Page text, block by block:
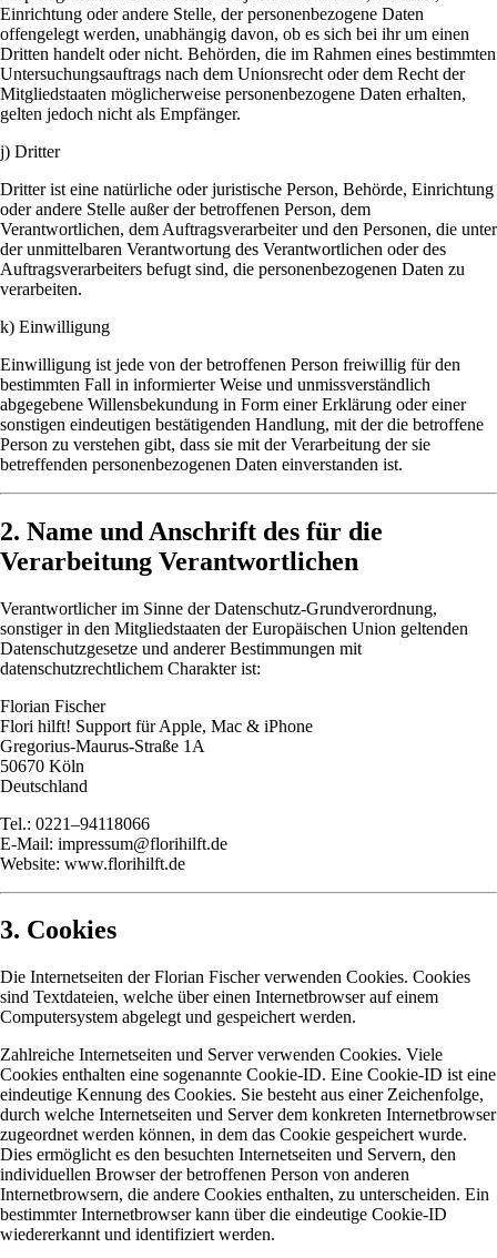
Einrichtung oder andere Stelle, der personenbezogene Daten
offengelegt werden, unabhängig davon, ob es sich bei ihr um einen
Dritten handelt oder nicht. Behörden, die im Rahmen eines bestimmten
Untersuchungsauftrags nach dem Unionsrecht oder dem Recht der
Mitgliedstaaten möglicherweise personenbezogene Daten erhalten,
gelten jedoch nicht als Empfänger.
j) Dritter
Dritter ist eine natürliche oder juristische Person, Behörde, Einrichtung
oder andere Stelle außer der betroffenen Person, dem
Verantwortlichen, dem Auftragsverarbeiter und den Personen, die unter
der unmittelbaren Verantwortung des Verantwortlichen oder des
Auftragsverarbeiters befugt sind, die personenbezogenen Daten zu
verarbeiten.
k) Einwilligung
Einwilligung ist jede von der betroffenen Person freiwillig für den
bestimmten Fall in informierter Weise und unmissverständlich
abgegebene Willensbekundung in Form einer Erklärung oder einer
sonstigen eindeutigen bestätigenden Handlung, mit der die betroffene
Person zu verstehen gibt, dass sie mit der Verarbeitung der sie
betreffenden personenbezogenen Daten einverstanden ist.
2. Name und Anschrift des für die
Verarbeitung Verantwortlichen
Verantwortlicher im Sinne der Datenschutz-Grundverordnung,
sonstiger in den Mitgliedstaaten der Europäischen Union geltenden
Datenschutzgesetze und anderer Bestimmungen mit
datenschutzrechtlichem Charakter ist:
Florian Fischer
Flori hilft! Support für Apple, Mac & iPhone
Gregorius-Maurus-Straße 1A
50670 Köln
Deutschland
Tel.: 0221–94118066
E-Mail: impressum@florihilft.de
Website: www.florihilft.de
3. Cookies
Die Internetseiten der Florian Fischer verwenden Cookies. Cookies
sind Textdateien, welche über einen Internetbrowser auf einem
Computersystem abgelegt und gespeichert werden.
Zahlreiche Internetseiten und Server verwenden Cookies. Viele
Cookies enthalten eine sogenannte Cookie-ID. Eine Cookie-ID ist eine
eindeutige Kennung des Cookies. Sie besteht aus einer Zeichenfolge,
durch welche Internetseiten und Server dem konkreten Internetbrowser
zugeordnet werden können, in dem das Cookie gespeichert wurde.
Dies ermöglicht es den besuchten Internetseiten und Servern, den
individuellen Browser der betroffenen Person von anderen
Internetbrowsern, die andere Cookies enthalten, zu unterscheiden. Ein
bestimmter Internetbrowser kann über die eindeutige Cookie-ID
wiedererkannt und identifiziert werden.